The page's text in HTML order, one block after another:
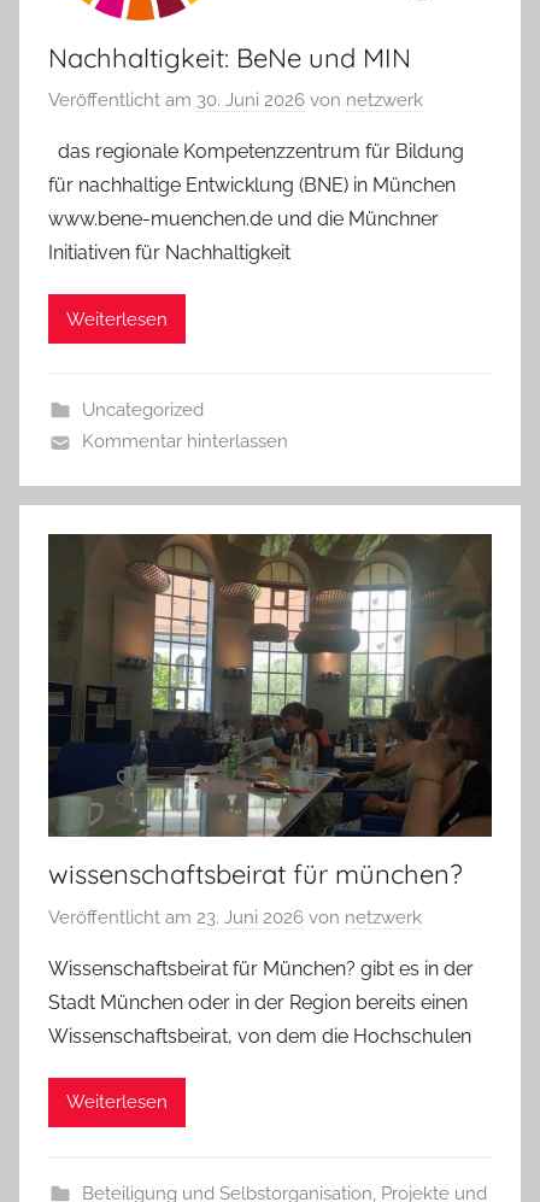
Nachhaltigkeit: BeNe und MIN
Veröffentlicht am 30. Juni 2026 von netzwerk
das regionale Kompetenzzentrum für Bildung
für nachhaltige Entwicklung (BNE) in München
www.bene-muenchen.de und die Münchner
Initiativen für Nachhaltigkeit
Weiterlesen
Uncategorized
Kommentar hinterlassen
wissenschaftsbeirat für münchen?
Veröffentlicht am 23. Juni 2026 von netzwerk
Wissenschaftsbeirat für München? gibt es in der
Stadt München oder in der Region bereits einen
Wissenschaftsbeirat, von dem die Hochschulen
Weiterlesen
Beteiligung und Selbstorganisation, Projekte und